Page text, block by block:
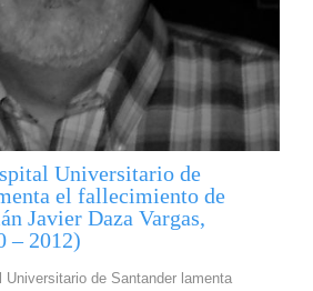
Universitario de
el fallecimiento de
Javier Daza Vargas,
– 2012)
Universitario de Santander lamenta